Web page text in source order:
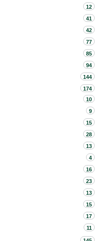
12
41
42
77
85
94
144
174
10
9
15
28
13
4
16
23
13
15
17
11